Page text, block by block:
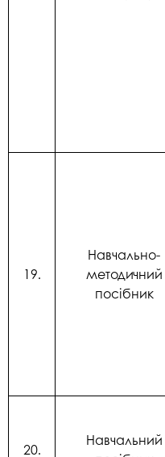
19.
Навчально-
методичний
посібник
20.
Навчальний